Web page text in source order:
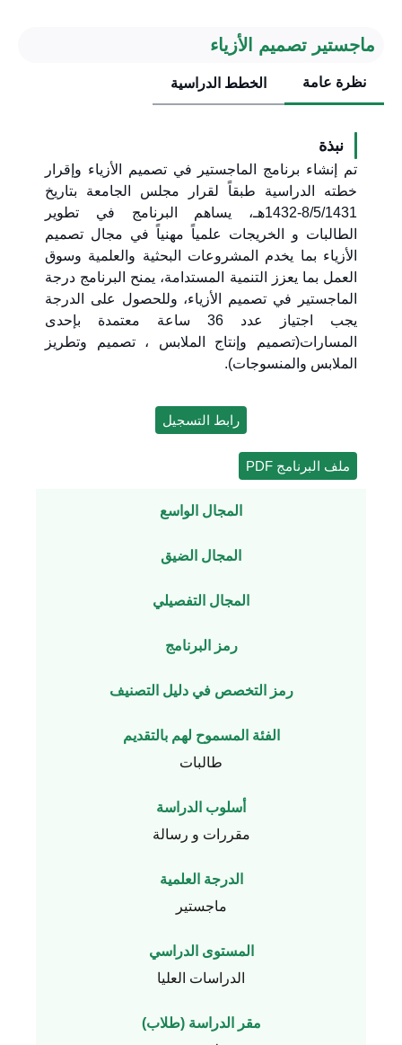
ماجستير تصميم الأزياء
نظرة عامة الخطط الدراسية
نبذة
تم إنشاء برنامج الماجستير في تصميم الأزياء وإقرار
خطته الدراسية طبقاً لقرار مجلس الجامعة بتاريخ
8/5/1431-1432هـ، يساهم البرنامج في تطوير
الطالبات و الخريجات علمياً مهنياً في مجال تصميم
الأزياء بما يخدم المشروعات البحثية والعلمية وسوق
العمل بما يعزز التنمية المستدامة، يمنح البرنامج درجة
الماجستير في تصميم الأزياء، وللحصول على الدرجة
يجب اجتياز عدد 36 ساعة معتمدة بإحدى
المسارات(تصميم وإنتاج الملابس ، تصميم وتطريز
الملابس والمنسوجات).
رابط التسجيل
ملف البرنامج PDF
المجال الواسع
المجال الضيق
المجال التفصيلي
رمز البرنامج
رمز التخصص في دليل التصنيف
الفئة المسموح لهم بالتقديم
طالبات
أسلوب الدراسة
مقررات و رسالة
الدرجة العلمية
ماجستير
المستوى الدراسي
الدراسات العليا
مقر الدراسة (طلاب)